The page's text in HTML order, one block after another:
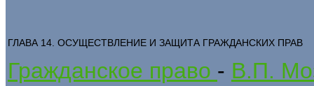
ГЛАВА 14. ОСУЩЕСТВЛЕНИЕ И ЗАЩИТА ГРАЖДАНСКИХ ПРАВ
Гражданское право - В.П.